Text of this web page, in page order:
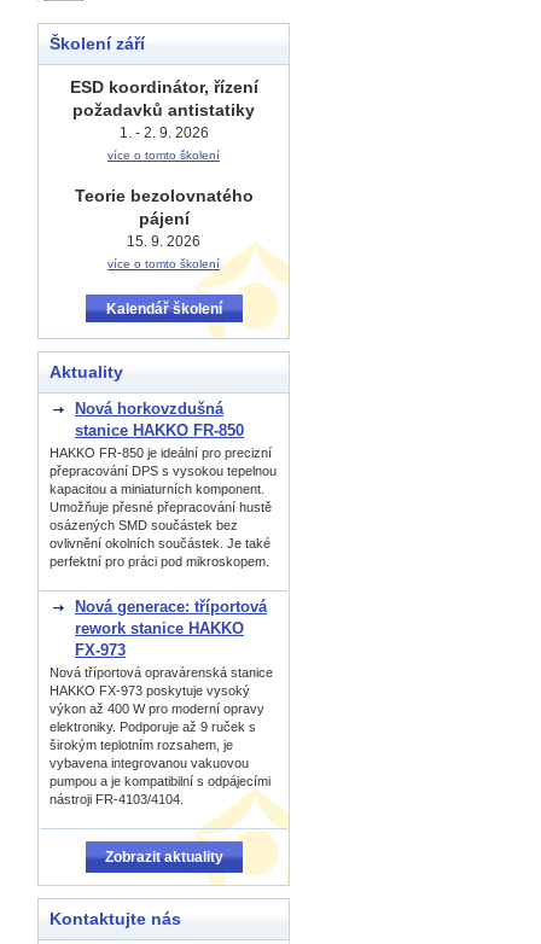
Školení září
ESD koordinátor, řízení
požadavků antistatiky
1. - 2. 9. 2026
více o tomto školení
Teorie bezolovnatého
pájení
15. 9. 2026
více o tomto školení
Kalendář školení
Aktuality
Nová horkovzdušná
stanice HAKKO FR-850
HAKKO FR-850 je ideální pro precizní
přepracování DPS s vysokou tepelnou
kapacitou a miniaturních komponent.
Umožňuje přesné přepracování hustě
osázených SMD součástek bez
ovlivnění okolních součástek. Je také
perfektní pro práci pod mikroskopem.
Nová generace: tříportová
rework stanice HAKKO
FX-973
Nová tříportová opravárenská stanice
HAKKO FX-973 poskytuje vysoký
výkon až 400 W pro moderní opravy
elektroniky. Podporuje až 9 ruček s
širokým teplotním rozsahem, je
vybavena integrovanou vakuovou
pumpou a je kompatibilní s odpájecími
nástroji FR-4103/4104.
Zobrazit aktuality
Kontaktujte nás